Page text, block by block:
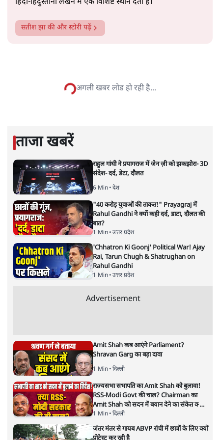
सत्य हिन्दी ऐपडाउनलोडकरें
विश्लेषणात्मक और मानवीय स्वरों में से एक हैं। शिक्षा, समाज,
नतीजों पर परदे डालता घोषणा प्रधान
बजट!
अर्थतंत्र| अनन्त मित्तल| 1 FEB, 2026
यह बजट नीतिगत नतीजों से ज़्यादा घोषणाओं पर टिका क्यों दिखता
है? आंकड़ों, ज़मीनी हकीकत और वादों के बीच घोषणा-प्रधान बजट
की आलोचनात्मक पड़ताल।
केंद्रीय वित्तमंत्री निर्मला सीतारमण द्वारासंसद में प्रस्तुत साल